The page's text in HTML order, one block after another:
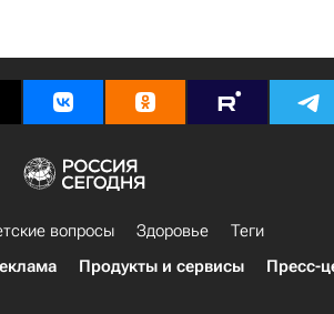
вопросы Здоровье
Теги
Продукты и сервисы Пресс-